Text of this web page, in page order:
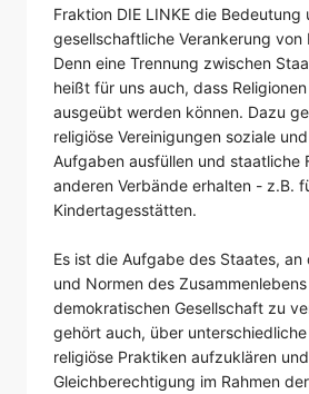
Fraktion DIE LINKE die Bedeutung
gesellschaftliche Verankerung von
Denn eine Trennung zwischen
heißt für uns auch, dass
ausgeübt werden können. Dazu
religiöse Vereinigungen soziale
Aufgaben ausfüllen und staatliche
anderen Verbände erhalten - z.B.
Kindertagesstätten.
Es ist die Aufgabe des Staates, an
und Normen des
demokratischen Gesellschaft zu
gehört auch, über
religiöse Praktiken aufzuklären
Gleichberechtigung im Rahmen